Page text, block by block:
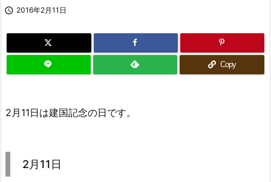
 2016年2月11日
Copy
2月11日は建国記念の日です。
2月11日